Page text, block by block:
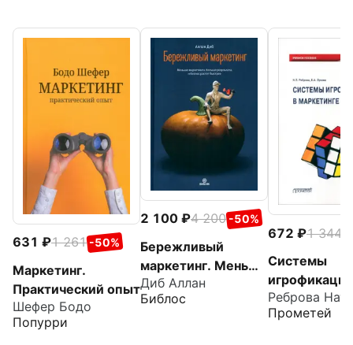
631 1 261 -50%
Маркетинг.
Практический опыт
Шефер Бодо
Попурри
2 100 4 200 -50%
Бережливый
маркетинг. Меньше
маркетинга,
больше результата,
Диб Аллан
Библос
672 1 344
Системы
маркетинге.
Учебное
Прометей